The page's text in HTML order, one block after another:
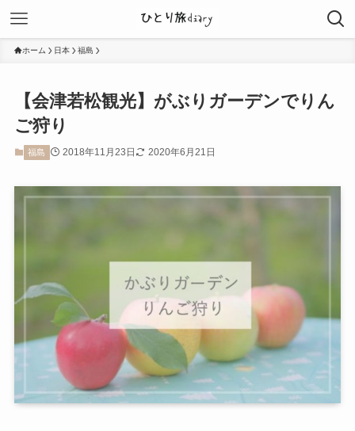
ホーム 日本 福島
【会津若松観光】がぶりガーデンでりん
ご狩り
福島 2018年11月23日 2020年6月21日